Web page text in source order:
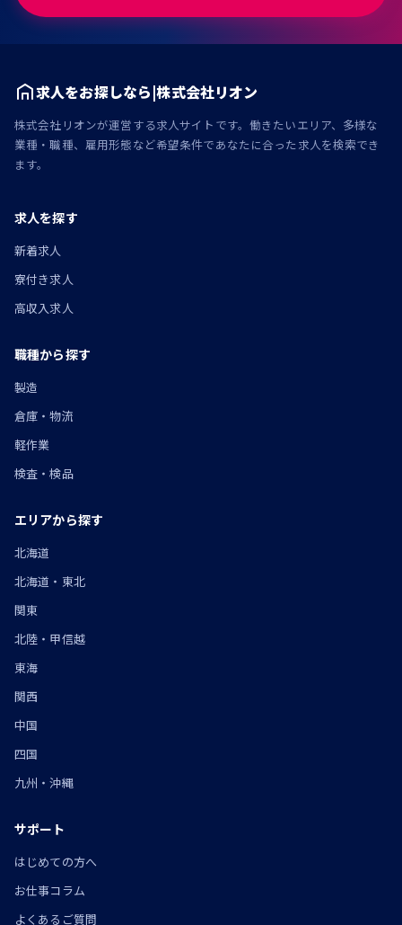
求人をお探しなら|株式会社リオン
株式会社リオンが運営する求人サイトです。働きたいエリア、多様な
業種・職種、雇用形態など希望条件であなたに合った求人を検索でき
ます。
求人を探す
新着求人
寮付き求人
高収入求人
職種から探す
製造
倉庫・物流
軽作業
検査・検品
エリアから探す
北海道
北海道・東北
関東
北陸・甲信越
東海
関西
中国
四国
九州・沖縄
サポート
はじめての方へ
お仕事コラム
よくあるご質問